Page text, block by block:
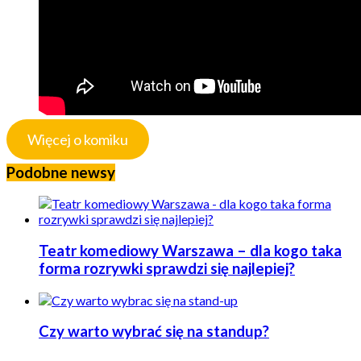
Więcej o komiku
Podobne newsy
Teatr komediowy Warszawa – dla kogo taka
forma rozrywki sprawdzi się najlepiej?
Czy warto wybrać się na standup?